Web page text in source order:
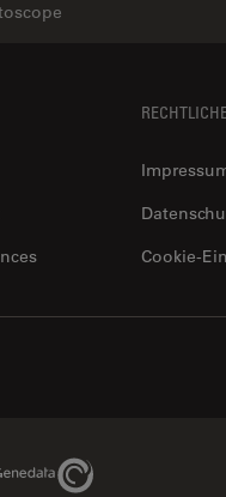
Cookie-
Genedata Link